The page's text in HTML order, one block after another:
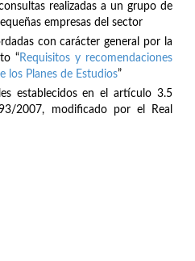
realizadas a un grupo de
empresas del sector
con carácter general por la
“Requisitos y recomendaciones
los Planes de Estudios”
establecidos en el artículo 3.5
2007, modificado por el Real